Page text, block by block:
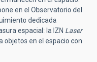
en el Observatorio del
dedicada
espacial: la IZN Laser
objetos en el espacio con